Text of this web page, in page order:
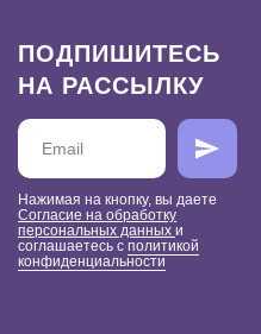
ПОДПИШИТЕСЬ
НА РАССЫЛКУ
Нажимая на кнопку, вы даете
Согласие на обработку
персональных данных и
соглашаетесь c политикой
конфиденциальности